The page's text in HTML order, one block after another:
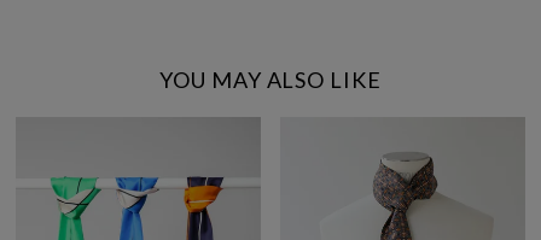
YOU MAY ALSO LIKE